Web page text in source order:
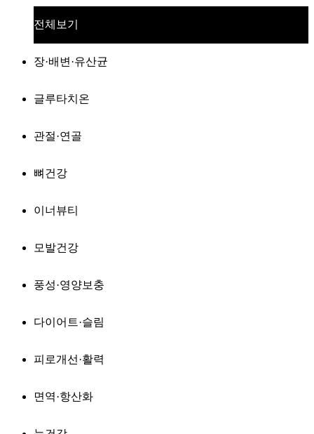
전체보기
장·배변·유산균
글루타치온
관절·연골
뼈건강
이너뷰티
모발건강
풍성·영양보충
다이어트·슬림
피로개선·활력
면역·항산화